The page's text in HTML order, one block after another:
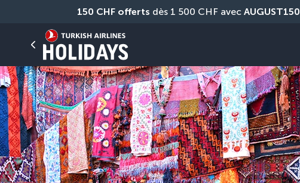
150 CHF offerts dès 1 500 CHF avec AUGUST150